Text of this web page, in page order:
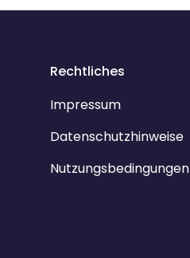
Rechtliches
Impressum
Datenschutzhinweise
Nutzungsbedingungen